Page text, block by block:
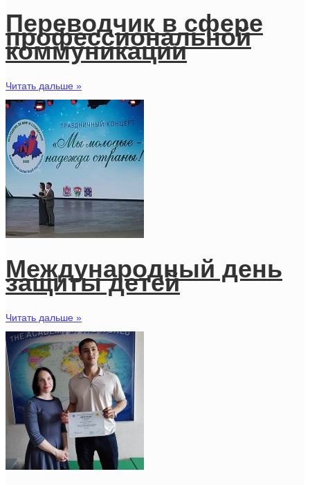
Переводчик в сфере
профессиональной
коммуникации
Читать дальше »
Международный день
защиты детей
Читать дальше »